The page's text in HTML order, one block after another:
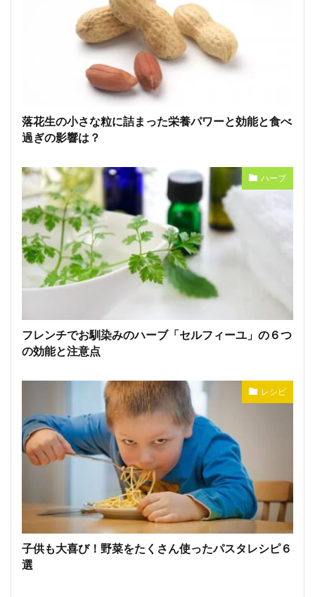
落花生の小さな粒に詰まった栄養パワーと効能と食べ
過ぎの影響は？
ハーブ
フレンチでお馴染みのハーブ「セルフィーユ」の６つ
の効能と注意点
レシピ
子供も大喜び！野菜をたくさん使ったパスタレシピ６
選